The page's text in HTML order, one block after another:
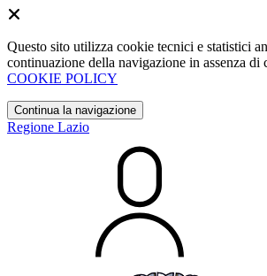
Questo sito utilizza cookie tecnici e statistici
continuazione della navigazione in assenza
COOKIE POLICY
Continua la navigazione
Regione Lazio